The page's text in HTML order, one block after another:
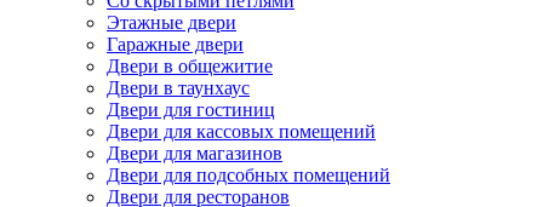
Этажные двери
Гаражные двери
Двери в общежитие
Двери в таунхаус
Двери для гостиниц
Двери для кассовых помещений
Двери для магазинов
Двери для подсобных помещений
Двери для ресторанов